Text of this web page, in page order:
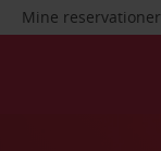
Mine reservationer